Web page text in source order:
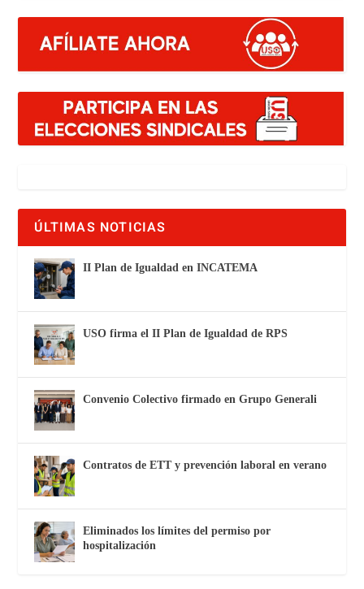
ÚLTIMAS NOTICIAS
II Plan de Igualdad en INCATEMA
USO firma el II Plan de Igualdad de RPS
Convenio Colectivo firmado en Grupo Generali
Contratos de ETT y prevención laboral en verano
Eliminados los límites del permiso por
hospitalización